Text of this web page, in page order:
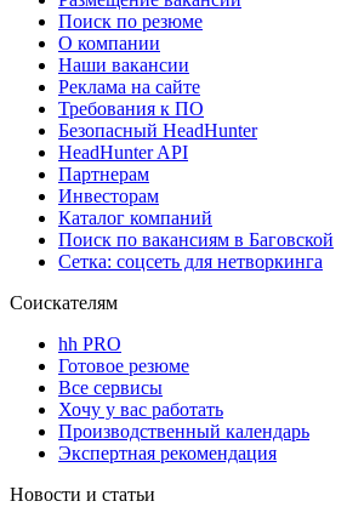
Поиск по резюме
О компании
Наши вакансии
Реклама на сайте
Требования к ПО
Безопасный HeadHunter
HeadHunter API
Партнерам
Инвесторам
Каталог компаний
Поиск по вакансиям в Баговской
Сетка: соцсеть для нетворкинга
Соискателям
hh PRO
Готовое резюме
Все сервисы
Хочу у вас работать
Производственный календарь
Экспертная рекомендация
Новости и статьи